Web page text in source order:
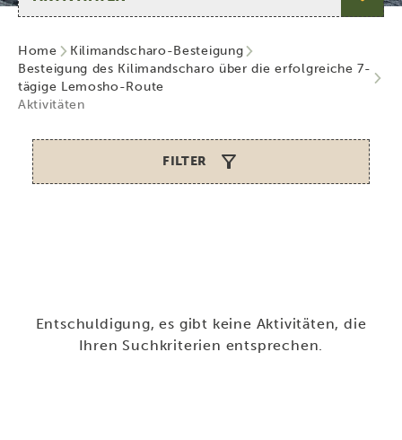
Home
Kilimandscharo-Besteigung
Besteigung des Kilimandscharo über die erfolgreiche 7-
tägige Lemosho-Route
Aktivitäten
FILTER
Entschuldigung, es gibt keine Aktivitäten, die
Ihren Suchkriterien entsprechen.